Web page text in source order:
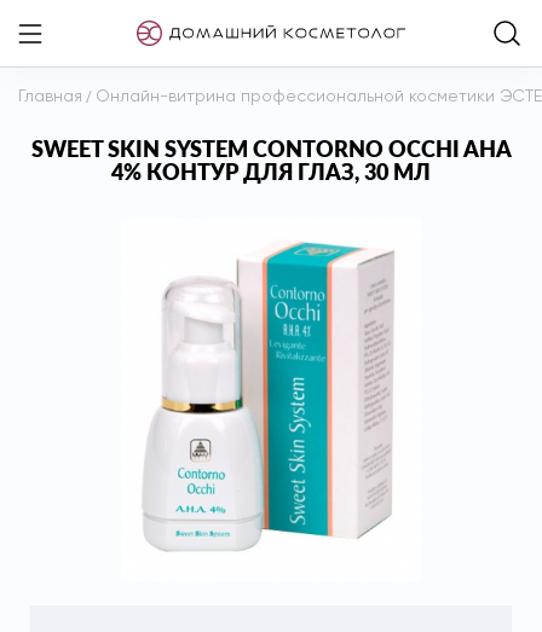
Главная / Онлайн-витрина профессиональной косметики
SWEET SKIN SYSTEM CONTORNO OCCHI AHA
4% КОНТУР ДЛЯ ГЛАЗ, 30 МЛ